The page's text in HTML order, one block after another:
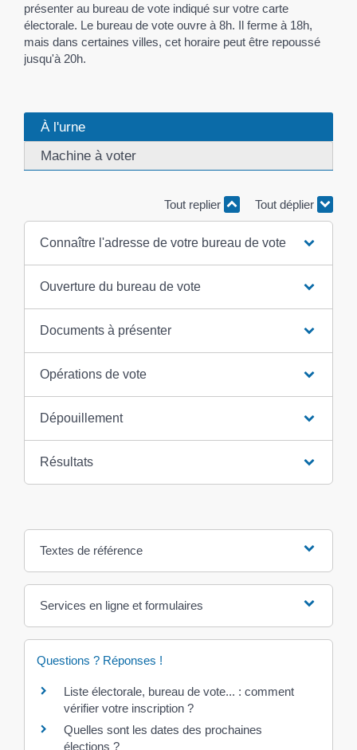
présenter au bureau de vote indiqué sur votre carte
électorale. Le bureau de vote ouvre à 8h. Il ferme à 18h,
mais dans certaines villes, cet horaire peut être repoussé
jusqu'à 20h.
À l'urne
Machine à voter
Tout replier Tout déplier
Connaître l'adresse de votre bureau de vote
Ouverture du bureau de vote
Documents à présenter
Opérations de vote
Dépouillement
Résultats
Textes de référence
Services en ligne et formulaires
Questions ? Réponses !
Liste électorale, bureau de vote... : comment
vérifier votre inscription ?
Quelles sont les dates des prochaines
élections ?